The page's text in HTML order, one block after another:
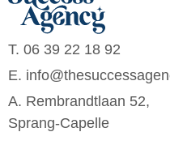
T. 06 39 22 18 92
E.
A. Rembrandtlaan 52,
Sprang-Capelle